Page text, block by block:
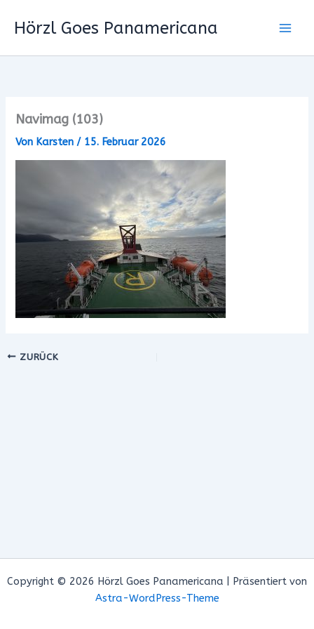
InhaltHörzl Goes Panamericana
Navimag (103)
Von Karsten / 15. Februar 2026
ZURÜCK
Copyright © 2026 Hörzl Goes Panamericana | Präsentiert von
Astra-WordPress-Theme